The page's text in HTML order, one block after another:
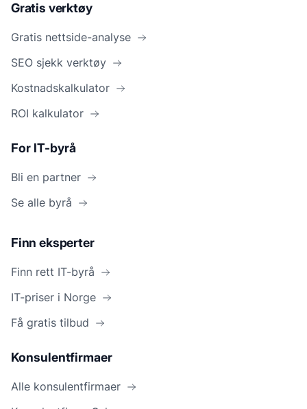
Gratis verktøy
Gratis nettside-analyse
SEO sjekk verktøy
Kostnadskalkulator
ROI kalkulator
For IT-byrå
Bli en partner
Se alle byrå
Finn eksperter
Finn rett IT-byrå
IT-priser i Norge
Få gratis tilbud
Konsulentfirmaer
Alle konsulentfirmaer